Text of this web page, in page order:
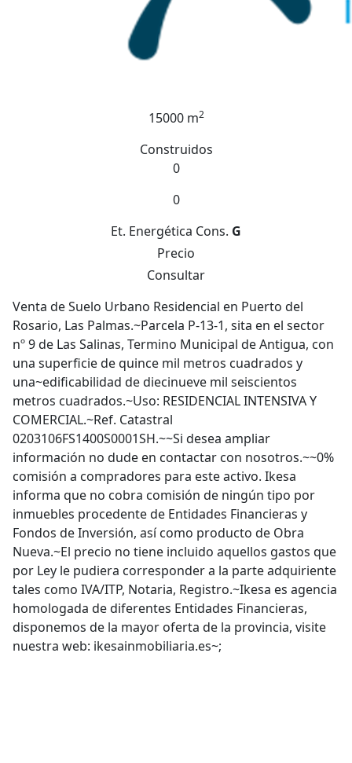
15000 m2
Construidos
0
0
Et. Energética Cons. G
Precio
Consultar
Venta de Suelo Urbano Residencial en Puerto del
Rosario, Las Palmas.~Parcela P-13-1, sita en el sector
nº 9 de Las Salinas, Termino Municipal de Antigua, con
una superficie de quince mil metros cuadrados y
una~edificabilidad de diecinueve mil seiscientos
metros cuadrados.~Uso: RESIDENCIAL INTENSIVA Y
COMERCIAL.~Ref. Catastral
0203106FS1400S0001SH.~~Si desea ampliar
información no dude en contactar con nosotros.~~0%
comisión a compradores para este activo. Ikesa
informa que no cobra comisión de ningún tipo por
inmuebles procedente de Entidades Financieras y
Fondos de Inversión, así como producto de Obra
Nueva.~El precio no tiene incluido aquellos gastos que
por Ley le pudiera corresponder a la parte adquiriente
tales como IVA/ITP, Notaria, Registro.~Ikesa es agencia
homologada de diferentes Entidades Financieras,
disponemos de la mayor oferta de la provincia, visite
nuestra web: ikesainmobiliaria.es~;